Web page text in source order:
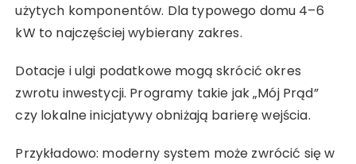
użytych komponentów. Dla typowego domu 4–6
kW to najczęściej wybierany zakres.
Dotacje i ulgi podatkowe mogą skrócić okres
zwrotu inwestycji. Programy takie jak „Mój Prąd”
czy lokalne inicjatywy obniżają barierę wejścia.
Przykładowo: moderny system może zwrócić się w